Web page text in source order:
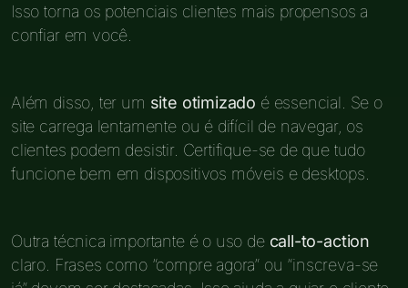
Isso torna os potenciais clientes mais propensos a
confiar em você.
Além disso, ter um site otimizado é essencial. Se o
site carrega lentamente ou é difícil de navegar, os
clientes podem desistir. Certifique-se de que tudo
funcione bem em dispositivos móveis e desktops.
Outra técnica importante é o uso de call-to-action
claro. Frases como “compre agora” ou “inscreva-se